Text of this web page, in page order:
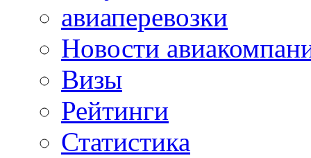
авиаперевозки
Новости
Визы
Рейтинги
Статистика